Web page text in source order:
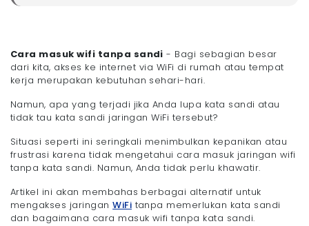
- 2. Menggunakan Tombol WPS Sebagai Alternatif
- 3. Penggunaan QR Code Untuk Akses Cepat
- 4. Lewat Aplikasi Pihak Ketiga
- Penutup
Cara masuk wifi tanpa sandi - Bagi sebagian besar
dari kita, akses ke internet via WiFi di rumah atau tempat
kerja merupakan kebutuhan sehari-hari.
Namun, apa yang terjadi jika Anda lupa kata sandi atau
tidak tau kata sandi jaringan WiFi tersebut?
Situasi seperti ini seringkali menimbulkan kepanikan atau
frustrasi karena tidak mengetahui cara masuk jaringan wifi
tanpa kata sandi. Namun, Anda tidak perlu khawatir.
Artikel ini akan membahas berbagai alternatif untuk
mengakses jaringanWiFi tanpa memerlukan kata sandi
dan bagaimana cara masuk wifi tanpa kata sandi.